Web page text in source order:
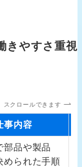
きやすさ重視
スクロールできます
事内容
部品や製品
められた手順